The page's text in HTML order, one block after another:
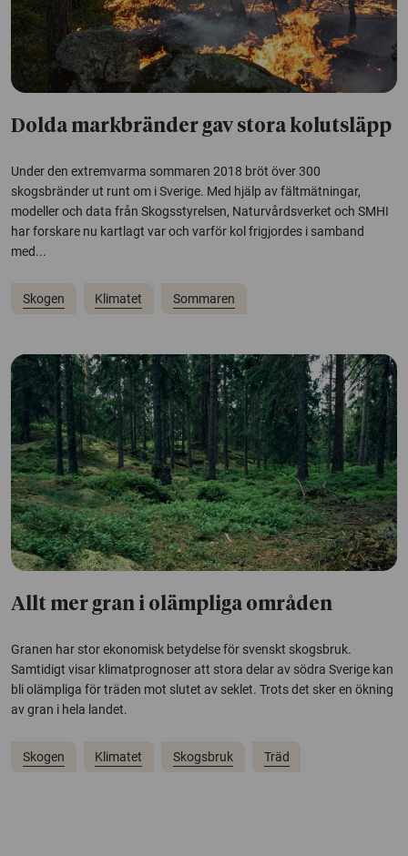
Dolda markbränder gav stora kolutsläpp
Under den extremvarma sommaren 2018 bröt över 300
skogsbränder ut runt om i Sverige. Med hjälp av fältmätningar,
modeller och data från Skogsstyrelsen, Naturvårdsverket och SMHI
har forskare nu kartlagt var och varför kol frigjordes i samband
med...
Skogen Klimatet Sommaren
Allt mer gran i olämpliga områden
Granen har stor ekonomisk betydelse för svenskt skogsbruk.
Samtidigt visar klimatprognoser att stora delar av södra Sverige kan
bli olämpliga för träden mot slutet av seklet. Trots det sker en ökning
av gran i hela landet.
Skogen Klimatet Skogsbruk Träd